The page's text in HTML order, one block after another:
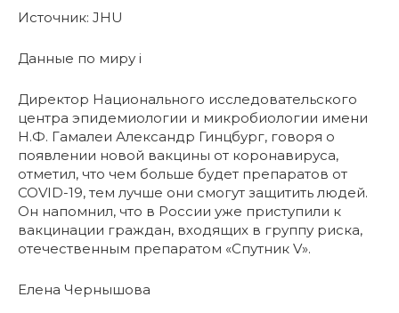
Источник: JHU
Данные по миру i
Директор Национального исследовательского
центра эпидемиологии и микробиологии имени
Н.Ф. Гамалеи Александр Гинцбург, говоря о
появлении новой вакцины от коронавируса,
отметил, что чем больше будет препаратов от
COVID-19, тем лучше они смогут защитить людей.
Он напомнил, что в России уже приступили к
вакцинации граждан, входящих в группу риска,
отечественным препаратом «Спутник V».
Елена Чернышова